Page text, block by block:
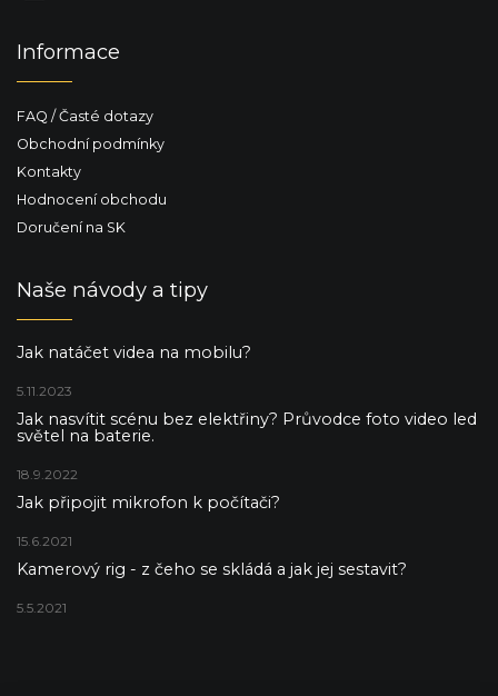
Informace
FAQ / Časté dotazy
Obchodní podmínky
Kontakty
Hodnocení obchodu
Doručení na SK
Naše návody a tipy
Jak natáčet videa na mobilu?
5.11.2023
Jak nasvítit scénu bez elektřiny? Průvodce foto video led
světel na baterie.
18.9.2022
Jak připojit mikrofon k počítači?
15.6.2021
Kamerový rig - z čeho se skládá a jak jej sestavit?
5.5.2021